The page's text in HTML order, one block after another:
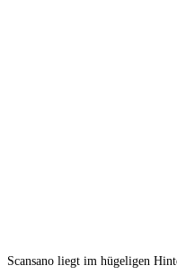
Scansano liegt im hügeligen